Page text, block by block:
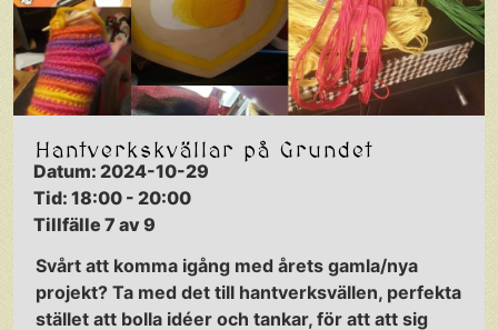
Hantverkskvällar på Grundet
Datum: 2024-10-29
Tid: 18:00 - 20:00
Tillfälle 7 av 9
Svårt att komma igång med årets gamla/nya
projekt? Ta med det till hantverksvällen, perfekta
stället att bolla idéer och tankar, för att att sig